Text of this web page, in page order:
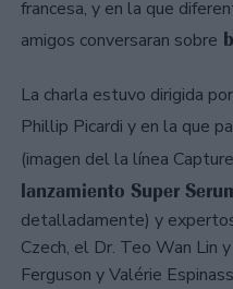
francesa, y en la que
amigos conversaran sobre
La charla estuvo dirigida
Phillip Picardi y en la que
(imagen del la línea
lanzamiento Super
detalladamente) y
Czech, el Dr. Teo Wan Lin
Ferguson y Valérie